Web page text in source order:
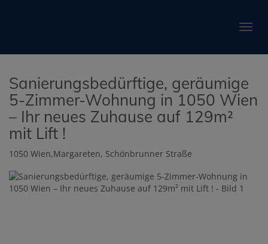
Sanierungsbedürftige, geräumige
5-Zimmer-Wohnung in 1050 Wien
– Ihr neues Zuhause auf 129m²
mit Lift !
1050 Wien,Margareten, Schönbrunner Straße